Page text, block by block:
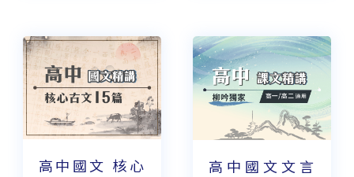
高中國文 核心
高中國文文言